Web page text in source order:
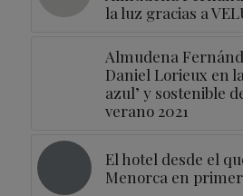
la luz gracias a
Almudena
Daniel Lorieux en
azul’ y sostenible
verano 2021
El hotel desde el
Menorca en